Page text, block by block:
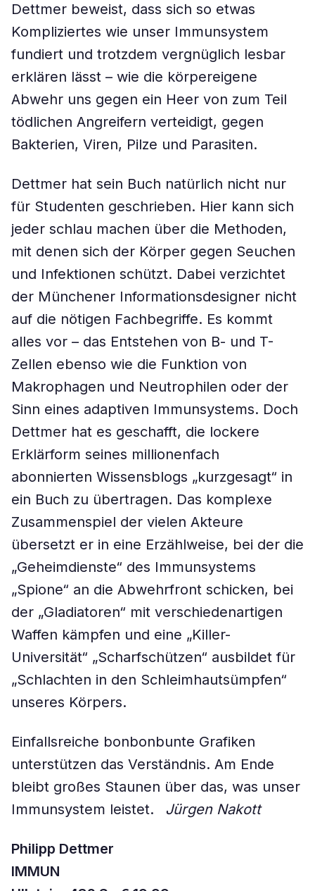
Dettmer beweist, dass sich so etwas
Kompliziertes wie unser Immunsystem
fundiert und trotzdem vergnüglich lesbar
erklären lässt – wie die körpereigene
Abwehr uns gegen ein Heer von zum Teil
tödlichen Angreifern verteidigt, gegen
Bakterien, Viren, Pilze und Parasiten.
Dettmer hat sein Buch natürlich nicht nur
für Studenten geschrieben. Hier kann sich
jeder schlau machen über die Methoden,
mit denen sich der Körper gegen Seuchen
und Infektionen schützt. Dabei verzichtet
der Münchener Informationsdesigner nicht
auf die nötigen Fachbegriffe. Es kommt
alles vor – das Entstehen von B- und T-
Zellen ebenso wie die Funktion von
Makrophagen und Neutrophilen oder der
Sinn eines adaptiven Immunsystems. Doch
Dettmer hat es geschafft, die lockere
Erklärform seines millionenfach
abonnierten Wissensblogs „kurzgesagt“ in
ein Buch zu übertragen. Das komplexe
Zusammenspiel der vielen Akteure
übersetzt er in eine Erzählweise, bei der die
„Geheimdienste“ des Immunsystems
„Spione“ an die Abwehrfront schicken, bei
der „Gladiatoren“ mit verschiedenartigen
Waffen kämpfen und eine „Killer-
Universität“ „Scharfschützen“ ausbildet für
„Schlachten in den Schleimhautsümpfen“
unseres Körpers.
Einfallsreiche bonbonbunte Grafiken
unterstützen das Verständnis. Am Ende
bleibt großes Staunen über das, was unser
Immunsystem leistet. Jürgen Nakott
Philipp Dettmer
IMMUN